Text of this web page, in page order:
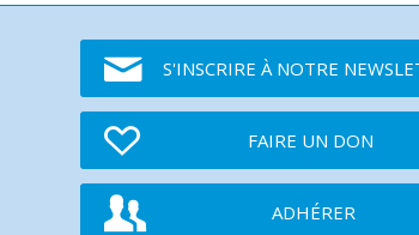
S'INSCRIRE À NOTRE
FAIRE UN DON
ADHÉRER